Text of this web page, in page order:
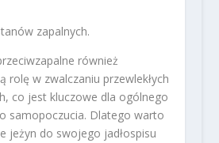
zapalnych.
również
rolę w zwalczaniu przewlekłych
co jest kluczowe dla ogólnego
samopoczucia. Dlatego warto
jeżyn do swojego jadłospisu